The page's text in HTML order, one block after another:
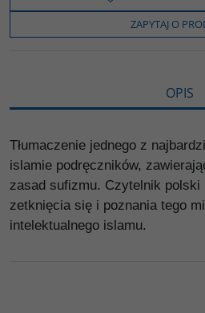
o
k
e
i
n
k
e
l
s
ZAPYTAJ O
OPIS
Tłumaczenie jednego z
islamie podręczników,
zasad sufizmu. Czytelnik
zetknięcia się i poznania tego
intelektualnego islamu.